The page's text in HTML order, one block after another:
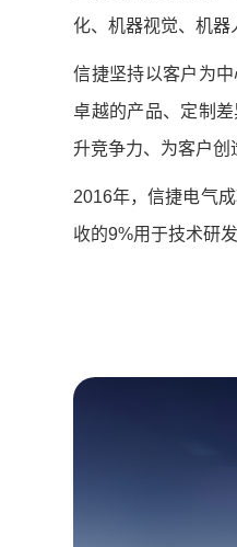
化、机器视觉、机器
信捷坚持以客户为
卓越的产品、定制
升竞争力、为客户创
2016年，信捷电气
收的9%用于技术研